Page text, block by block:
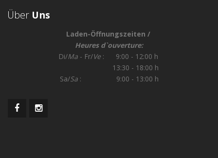
Über Uns
Laden-Öffnungszeiten /
Heures d`ouverture:
Di/Ma- Fr/Ve : 9:00 - 12:00 h
13:30 - 18:00 h
Sa/Sa : 9:00 - 13:00 h